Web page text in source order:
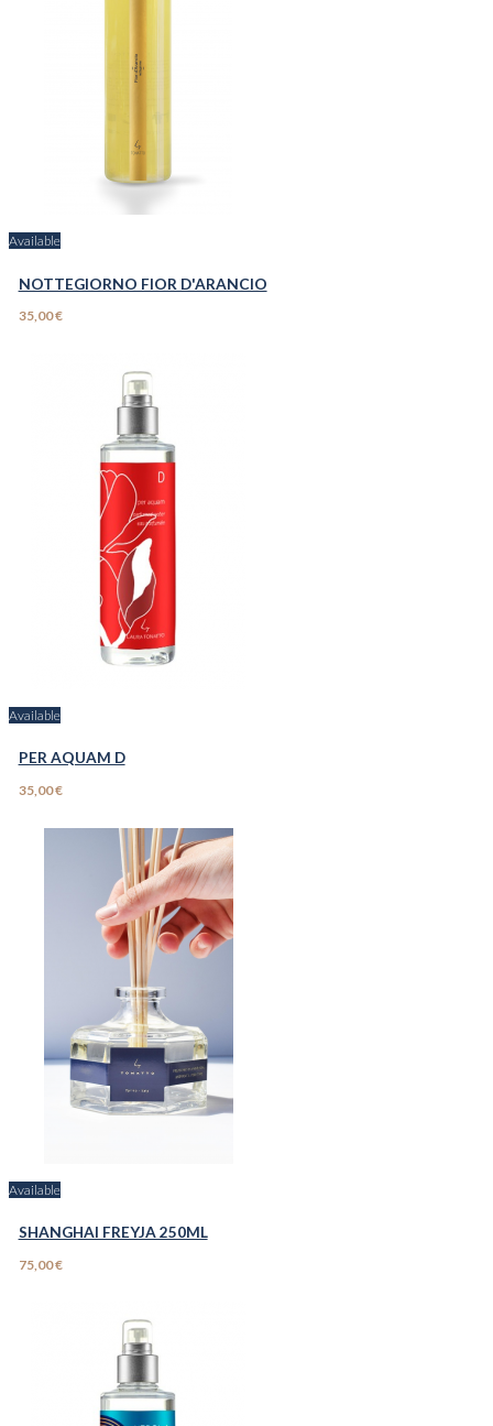
Available
NOTTEGIORNO FIOR D'ARANCIO
35,00 €
Available
PER AQUAM D
35,00 €
Available
SHANGHAI FREYJA 250ML
75,00 €